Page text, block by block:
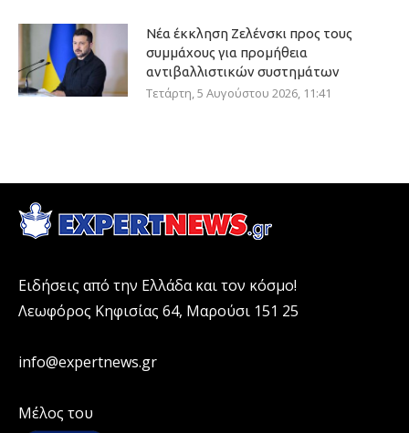
Νέα έκκληση Ζελένσκι προς τους
συμμάχους για προμήθεια
αντιβαλλιστικών συστημάτων
Τετάρτη, 5 Αυγούστου 2026, 11:41
Ειδήσεις από την Ελλάδα και τον κόσμο!
Λεωφόρος Κηφισίας 64, Μαρούσι 151 25
info@expertnews.gr
Μέλος του